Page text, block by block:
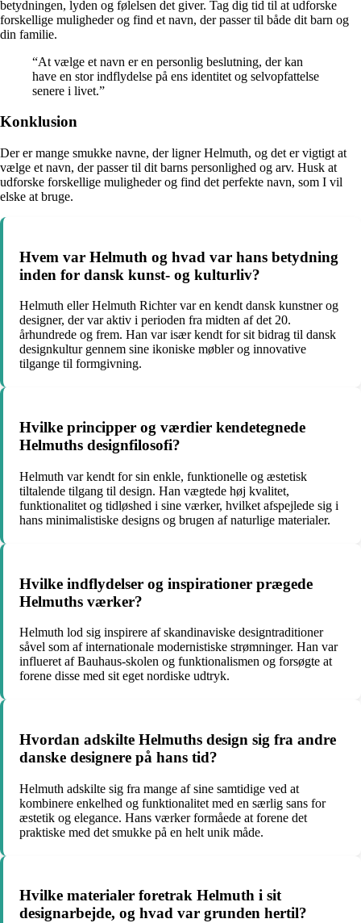
betydningen, lyden og følelsen det giver. Tag dig tid til at udforske
forskellige muligheder og find et navn, der passer til både dit barn og
din familie.
“At vælge et navn er en personlig beslutning, der kan
have en stor indflydelse på ens identitet og selvopfattelse
senere i livet.”
Konklusion
Der er mange smukke navne, der ligner Helmuth, og det er vigtigt at
vælge et navn, der passer til dit barns personlighed og arv. Husk at
udforske forskellige muligheder og find det perfekte navn, som I vil
elske at bruge.
Hvem var Helmuth og hvad var hans betydning
inden for dansk kunst- og kulturliv?
Helmuth eller Helmuth Richter var en kendt dansk kunstner og
designer, der var aktiv i perioden fra midten af det 20.
århundrede og frem. Han var især kendt for sit bidrag til dansk
designkultur gennem sine ikoniske møbler og innovative
tilgange til formgivning.
Hvilke principper og værdier kendetegnede
Helmuths designfilosofi?
Helmuth var kendt for sin enkle, funktionelle og æstetisk
tiltalende tilgang til design. Han vægtede høj kvalitet,
funktionalitet og tidløshed i sine værker, hvilket afspejlede sig i
hans minimalistiske designs og brugen af naturlige materialer.
Hvilke indflydelser og inspirationer prægede
Helmuths værker?
Helmuth lod sig inspirere af skandinaviske designtraditioner
såvel som af internationale modernistiske strømninger. Han var
influeret af Bauhaus-skolen og funktionalismen og forsøgte at
forene disse med sit eget nordiske udtryk.
Hvordan adskilte Helmuths design sig fra andre
danske designere på hans tid?
Helmuth adskilte sig fra mange af sine samtidige ved at
kombinere enkelhed og funktionalitet med en særlig sans for
æstetik og elegance. Hans værker formåede at forene det
praktiske med det smukke på en helt unik måde.
Hvilke materialer foretrak Helmuth i sit
designarbejde, og hvad var grunden hertil?